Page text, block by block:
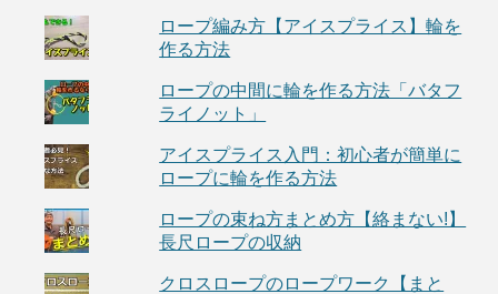
ロープ編み方【アイスプライス】輪を
作る方法
ロープの中間に輪を作る方法「バタフ
ライノット」
アイスプライス入門：初心者が簡単に
ロープに輪を作る方法
ロープの束ね方まとめ方【絡まない!】
長尺ロープの収納
クロスロープのロープワーク【まと